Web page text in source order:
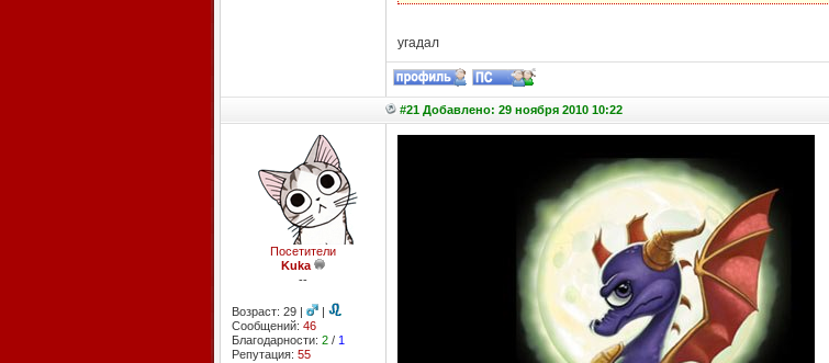
угадал
#21 Добавлено: 29 ноября 2010 10:22
Посетители
Kuka
--
Возраст: 29 |
|
Сообщений: 46
Благодарности: 2/ 1
Репутация: 55